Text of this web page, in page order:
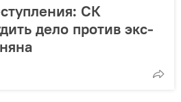
СК
дело против экс-